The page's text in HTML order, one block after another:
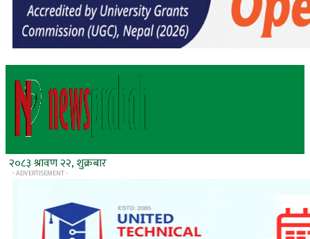
२०८३ श्रावण २२, शुक्रबार
- ADVERTISEMENT -